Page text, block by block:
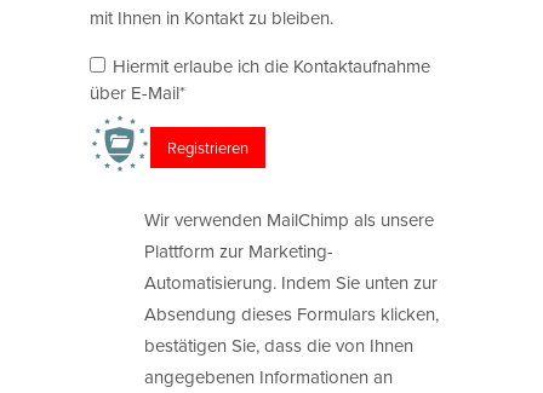
mit Ihnen in Kontakt zu bleiben.
Hiermit erlaube ich die Kontaktaufnahme
über E-Mail*
Wir verwenden MailChimp als unsere
Plattform zur Marketing-
Automatisierung. Indem Sie unten zur
Absendung dieses Formulars klicken,
bestätigen Sie, dass die von Ihnen
angegebenen Informationen an